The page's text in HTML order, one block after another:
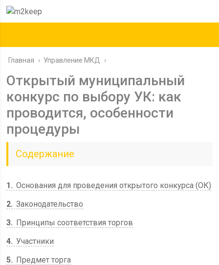
Главная › Управление МКД ›
Открытый муниципальный
конкурс по выбору УК: как
проводится, особенности
процедуры
Содержание
1
Основания для проведения открытого конкурса (ОК)
2 Законодательство
3
Принципы соответствия торгов
4 Участники
5
Предмет торга